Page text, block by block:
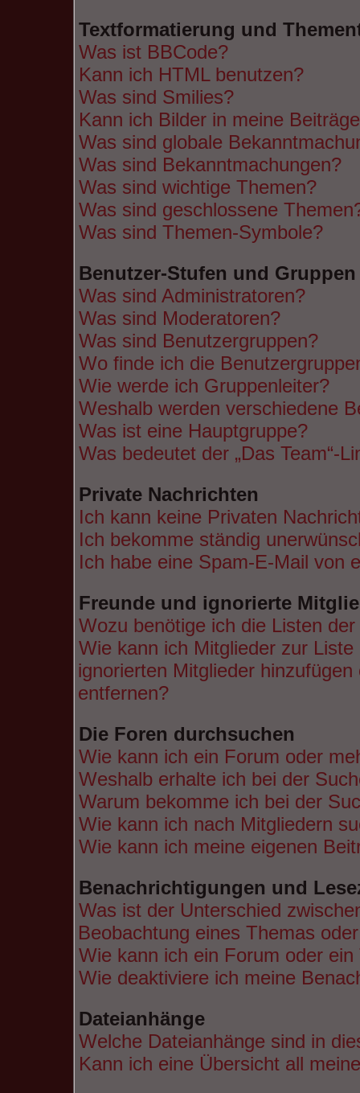
Textformatierung und
Was ist BBCode?
Kann ich HTML benutzen?
Was sind Smilies?
Kann ich Bilder in meine
Was sind globale
Was sind Bekanntmachungen?
Was sind wichtige Themen?
Was sind geschlossene
Was sind Themen-Symbole?
Benutzer-Stufen und Gruppen
Was sind Administratoren?
Was sind Moderatoren?
Was sind Benutzergruppen?
Wo finde ich die
Wie werde ich Gruppenleiter?
Weshalb werden verschiedene
Was ist eine Hauptgruppe?
Was bedeutet der „Das Team“-
Private Nachrichten
Ich kann keine Privaten
Ich bekomme ständig
Ich habe eine Spam-E-Mail von
Freunde und ignorierte
Wozu benötige ich die Listen
Wie kann ich Mitglieder zur
ignorierten Mitglieder
entfernen?
Die Foren durchsuchen
Wie kann ich ein Forum oder
Weshalb erhalte ich bei der
Warum bekomme ich bei der
Wie kann ich nach Mitgliedern
Wie kann ich meine eigenen
Benachrichtigungen und
Was ist der Unterschied
Beobachtung eines Themas
Wie kann ich ein Forum oder
Wie deaktiviere ich meine
Dateianhänge
Welche Dateianhänge sind in
Kann ich eine Übersicht all